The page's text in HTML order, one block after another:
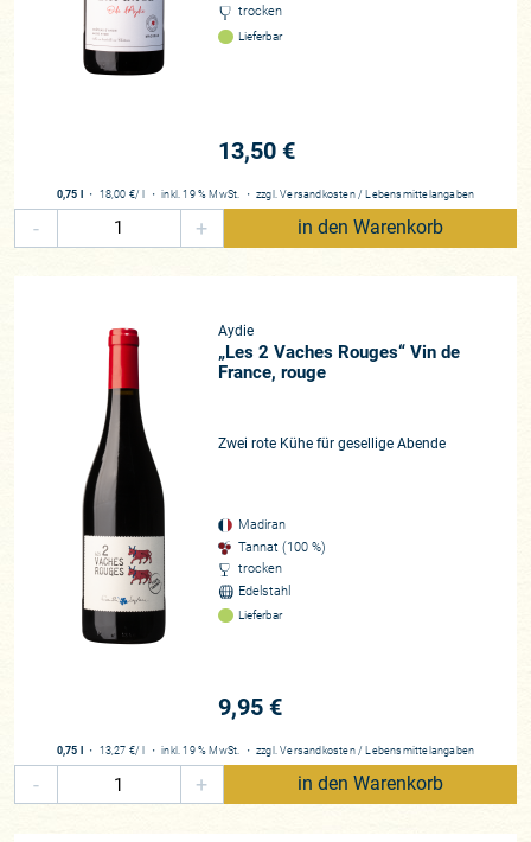
Önologie gemacht wird, um dem globalen Gaumen, dem
international, zu gefallen, bringt der Tannat all das, wonach
die Önologen in Cabernet und Merlot verzweifelt suchen.
einen unverfälschten Stil. Eigentlich ist der Bordeaux daran
Weinwelt haben wir es zu verdanken, dass die Einzigartigkeit
der Rebsorte Tannat bis heute erfolgreich unter den Teppich
Damit die besten Weine des Bordeaux das Versprechen
abgeben konnten, unter allen Umständen besser zu sein als
andere Rotweine, wurden fehlende Würze und Tiefe früher
durch Transfusion mit Tannat wettgemacht. Und weil
Bordeaux nur rund 200 Kilometer von der Gascogne entfernt
liegt, versickerte der Tannat viele Jahrhunderte lang
unbemerkt in den Fässern der Bordelaiser Weinkeller. Das
war eben genau der richtige Saft für Châteaux, die ihren
Weinen in schwachen Jahrgängen oder bei zu hohen
Erträgen quasi per »Bluttransfusion« wieder auf die Beine
halfen! Denn Tannat, das ist ein ungeheuer kräftiger,
tiefdunkler und gerbstoffreicher Rotwein aus der Gascogne
am Fuße der Pyrenäen-Ausläufer. Dass die Welt bei den
sicher nicht an den von der Natur mit vielen Talenten
gesegneten Tannats. Er liefert schon rein äußerlich alles,
was die Herzen der Rotweinfans höherschlagen lässt, und
zeigt unmissverständlich an, dass Madiran erst dort ansetzt,
wo der Bordeaux aufhört. Bei der Farbe, bei der
Tanninqualität und selbstverständlich auch bei der Frucht.
trocken
Lieferbar
13,50 €
0,75 l ・ 18,00 €/ l ・inkl. 19 % MwSt. ・ zzgl.Versandkosten / Lebensmittelangaben
- + in den Warenkorb
Aydie
„Les 2 Vaches Rouges“ Vin de
France, rouge
Zwei rote Kühe für gesellige Abende
Madiran
Tannat (100 %)
trocken
Edelstahl
Lieferbar
9,95 €
0,75 l ・ 13,27 €/ l ・inkl. 19 % MwSt. ・ zzgl.Versandkosten / Lebensmittelangaben
- + in den Warenkorb